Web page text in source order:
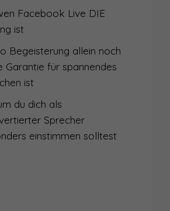
ÜBER VIELFALT IN DER KOMMUNIKATION ALS FÜHRUNGSKRAFT
VON DER INNEREN ZUR ÄUSSEREN STIMME - INTERVIEW RICCARDA LARCHER
NATÜRLICH SCHÖN BEIM AUFTRITT MIT ALEX BROLL
WAS ICH IN EINEM JAHR PODCASTING ÜBER SICHTBARKEIT GELERNT HABE
Facebook Live DIE
ist
Begeisterung allein noch
Garantie für spannendes
ist
du dich als
Sprecher
einstimmen solltest